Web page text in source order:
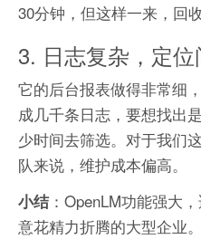
30分钟，但这样一来，回
3. 日志复杂，定
它的后台报表做得非常细
成几千条日志，要想找出
少时间去筛选。对于我们
队来说，维护成本偏高。
小结：OpenLM功能强大
意花精力折腾的大型企业